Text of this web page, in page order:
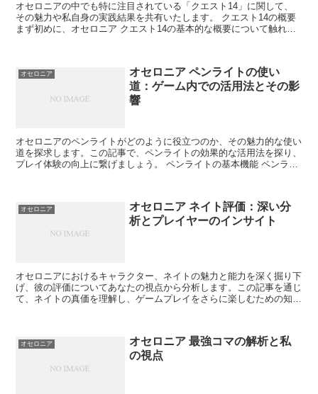
オセロニアの中でも特に注目されている「クエスト14」に関して、
その魅力や私自身の実践結果を共有いたします。 クエスト14の概要
まず初めに、オセロニア クエスト14の基本的な概要について触れて
オセロニア
オセロニア ペンライトの使い
道：ゲーム内での活用法とその影
響
オセロニアのペンライトがどのように役立つのか、その魅力的な使い
道を探求します。この記事で、ペンライトの効果的な活用法を探り、
プレイ体験の向上に繋げましょう。 ペンライトの基本機能 ペンライ
オセロニア
オセロニア ネイト評価：深い分
析とプレイヤーのインサイト
オセロニアにおけるキャラクター、ネイトの魅力と能力を深く掘り下
げ、彼の評価についてあなたの視点から分析します。この記事を通じ
て、ネイトの真価を理解し、ゲームプレイをさらに楽しむための知識
オセロニア
オセロニア 最強コマの解析と私
の視点